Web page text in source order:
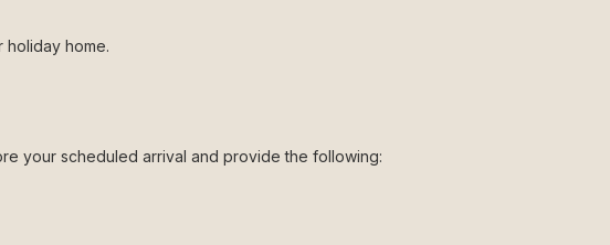
holiday home.
your scheduled arrival and provide the following: